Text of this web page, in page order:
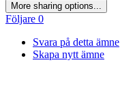
More sharing options...
Följare 0
Svara på detta ämne
Skapa nytt ämne